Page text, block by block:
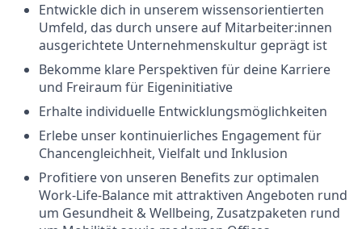
Entwickle dich in unserem wissensorientierten
Umfeld, das durch unsere auf Mitarbeiter:innen
ausgerichtete Unternehmenskultur geprägt ist
Bekomme klare Perspektiven für deine Karriere
und Freiraum für Eigeninitiative
Erhalte individuelle Entwicklungsmöglichkeiten
Erlebe unser kontinuierliches Engagement für
Chancengleichheit, Vielfalt und Inklusion
Profitiere von unseren Benefits zur optimalen
Work-Life-Balance mit attraktiven Angeboten rund
um Gesundheit & Wellbeing, Zusatzpaketen rund